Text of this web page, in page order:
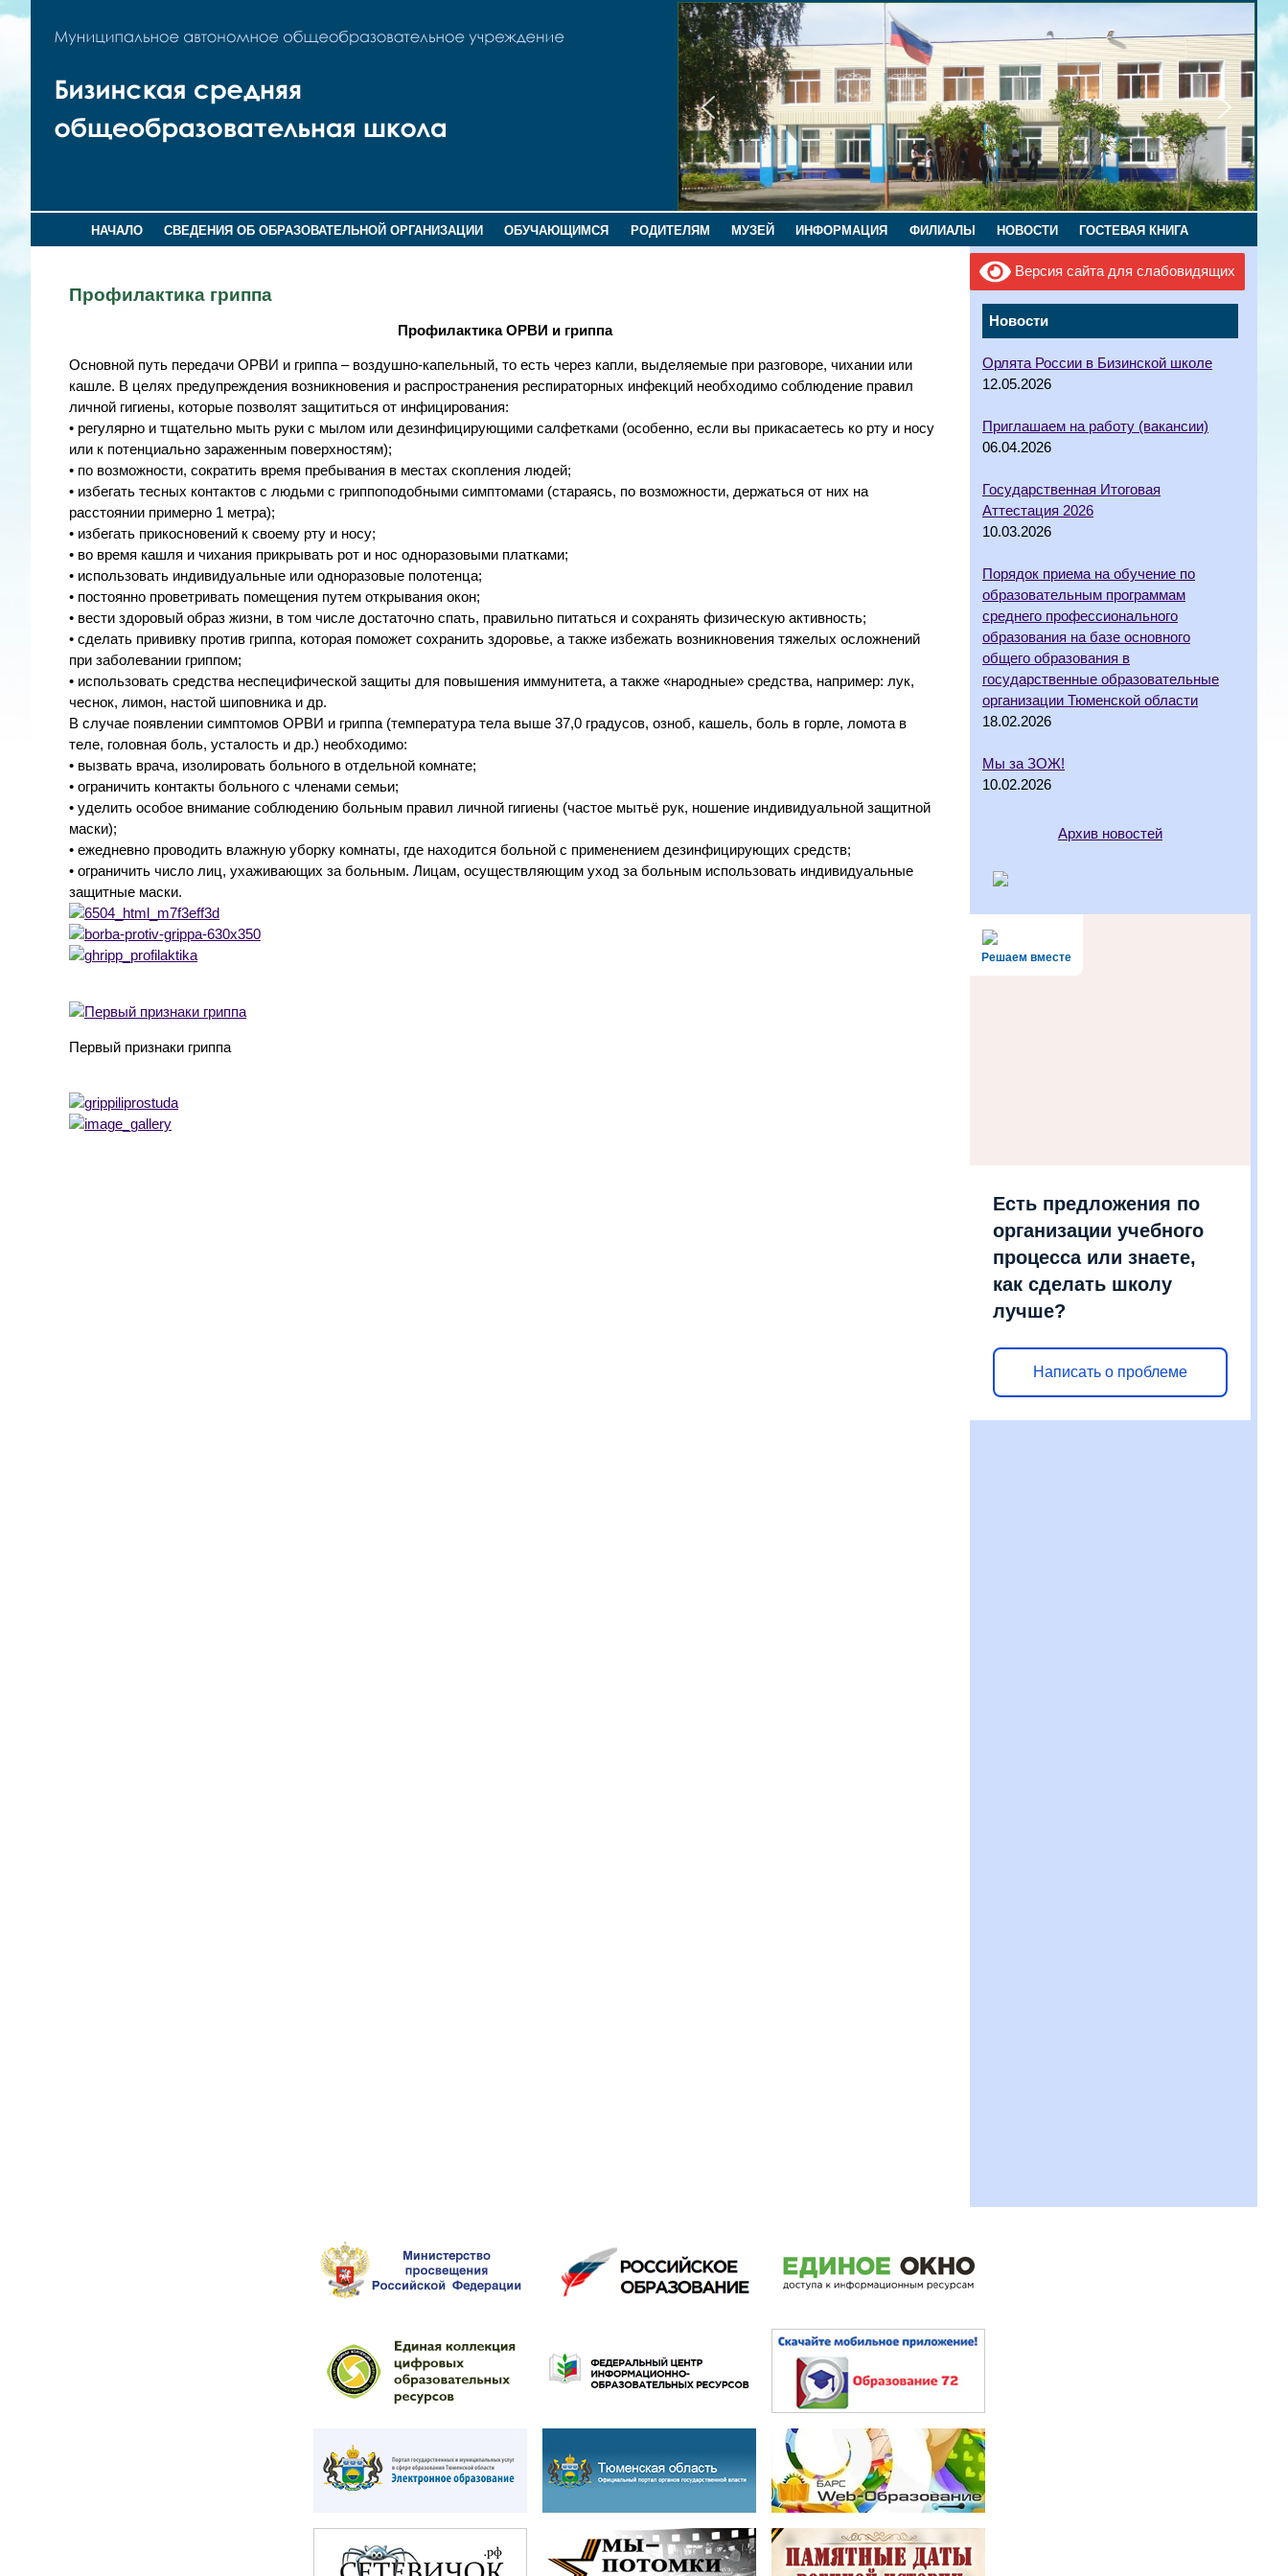
НАЧАЛО СВЕДЕНИЯ ОБ ОБРАЗОВАТЕЛЬНОЙ ОРГАНИЗАЦИИ ОБУЧАЮЩИМСЯ РОДИТЕЛЯМ МУЗЕЙ ИНФОРМАЦИЯ ФИЛИАЛЫ НОВОСТИ ГОСТЕВАЯ КНИГА
Версия сайта для слабовидящих
Новости
Орлята России в Бизинской школе
12.05.2026
Приглашаем на работу (вакансии)
06.04.2026
Государственная Итоговая
Аттестация 2026
10.03.2026
Порядок приема на обучение по
образовательным программам
среднего профессионального
образования на базе основного
общего образования в
государственные образовательные
организации Тюменской области
18.02.2026
Мы за ЗОЖ!
10.02.2026
Архив новостей
Решаем вместе
Есть предложения по
организации учебного
процесса или знаете,
как сделать школу
лучше?
Написать о проблеме
Профилактика гриппа
Профилактика ОРВИ и гриппа
Основной путь передачи ОРВИ и гриппа – воздушно-капельный, то есть через капли, выделяемые при разговоре, чихании или
кашле. В целях предупреждения возникновения и распространения респираторных инфекций необходимо соблюдение правил
личной гигиены, которые позволят защититься от инфицирования:
• регулярно и тщательно мыть руки с мылом или дезинфицирующими салфетками (особенно, если вы прикасаетесь ко рту и носу
или к потенциально зараженным поверхностям);
• по возможности, сократить время пребывания в местах скопления людей;
• избегать тесных контактов с людьми с гриппоподобными симптомами (стараясь, по возможности, держаться от них на
расстоянии примерно 1 метра);
• избегать прикосновений к своему рту и носу;
• во время кашля и чихания прикрывать рот и нос одноразовыми платками;
• использовать индивидуальные или одноразовые полотенца;
• постоянно проветривать помещения путем открывания окон;
• вести здоровый образ жизни, в том числе достаточно спать, правильно питаться и сохранять физическую активность;
• сделать прививку против гриппа, которая поможет сохранить здоровье, а также избежать возникновения тяжелых осложнений
при заболевании гриппом;
• использовать средства неспецифической защиты для повышения иммунитета, а также «народные» средства, например: лук,
чеснок, лимон, настой шиповника и др.
В случае появлении симптомов ОРВИ и гриппа (температура тела выше 37,0 градусов, озноб, кашель, боль в горле, ломота в
теле, головная боль, усталость и др.) необходимо:
• вызвать врача, изолировать больного в отдельной комнате;
• ограничить контакты больного с членами семьи;
• уделить особое внимание соблюдению больным правил личной гигиены (частое мытьё рук, ношение индивидуальной защитной
маски);
• ежедневно проводить влажную уборку комнаты, где находится больной с применением дезинфицирующих средств;
• ограничить число лиц, ухаживающих за больным. Лицам, осуществляющим уход за больным использовать индивидуальные
защитные маски.
Первый признаки гриппа